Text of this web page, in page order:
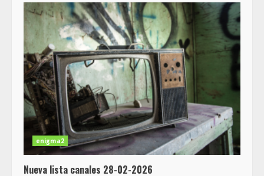
enigma2
Nueva lista canales 28-02-2026